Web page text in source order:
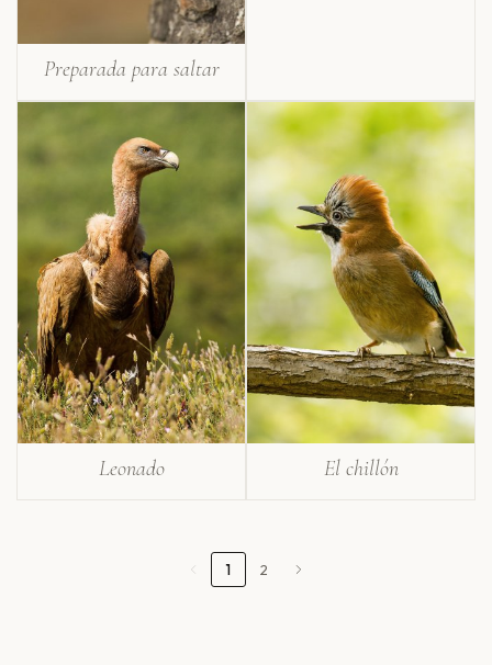
Preparada para saltar
Leonado El chillón
1 2